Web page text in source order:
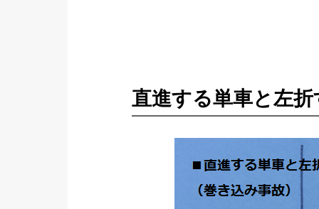
直進する単車と左